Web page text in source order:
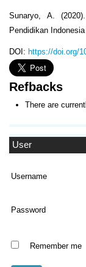
User
Username
Password
Remember me
Sunaryo, A.
Pendidikan Indonesia
DOI: https://doi.org/
Refbacks
There are